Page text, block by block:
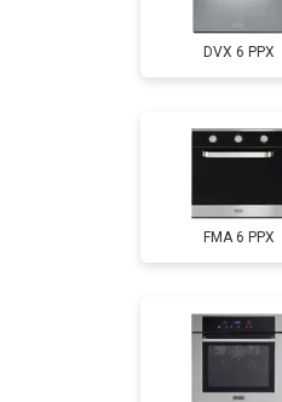
DVX 6 PPX
FMA 6 PPX